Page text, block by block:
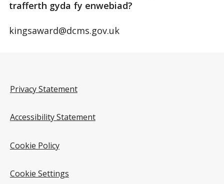
trafferth gyda fy enwebiad?
kingsaward@dcms.gov.uk
Privacy Statement
Accessibility Statement
Cookie Policy
Cookie Settings